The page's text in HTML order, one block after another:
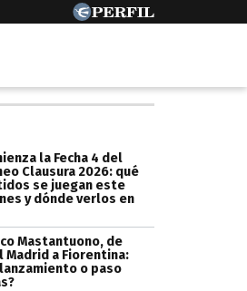
la Fecha 4 del
Clausura 2026: qué
se juegan este
y dónde verlos en
Mastantuono, de
Madrid a Fiorentina:
o paso